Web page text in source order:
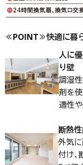
≪POINT≫快適に暮
人に
り壁
調湿
剤を
適性
断熱
外気
付け